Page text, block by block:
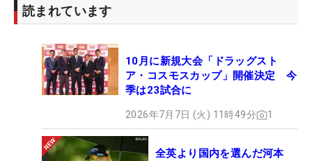
読まれています
10月に新規大会「ドラッグスト
ア・コスモスカップ」開催決定 今
季は23試合に
2026年7月7日 (火) 11時49分 1
全英より国内を選んだ河本